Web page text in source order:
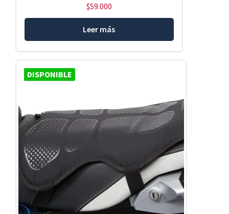
$59.000
Leer más
DISPONIBLE